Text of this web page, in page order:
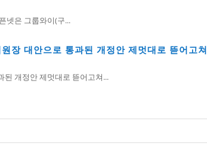
넷은 그룹와이(구...
장 대안으로 통과된 개정안 제멋대로 뜯어고쳐
된 개정안 제멋대로 뜯어고쳐...